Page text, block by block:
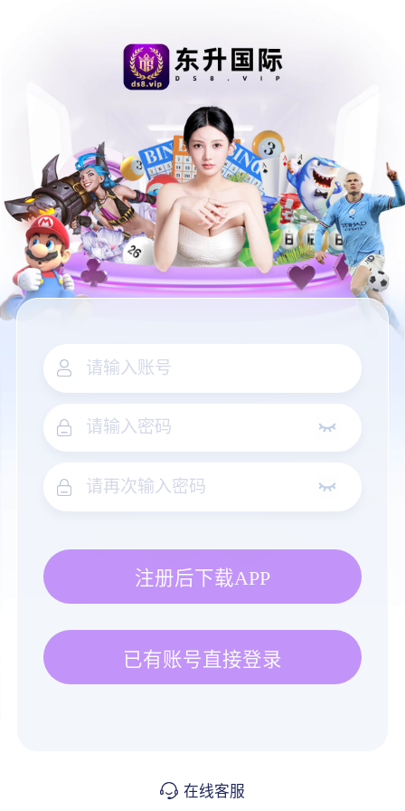
注册后下载APP
已有账号直接登录
在线客服